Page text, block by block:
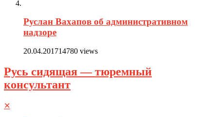
Руслан Вахапов об административном
надзоре
20.04.201714780 views
Русь сидящая — тюремный
консультант
✕